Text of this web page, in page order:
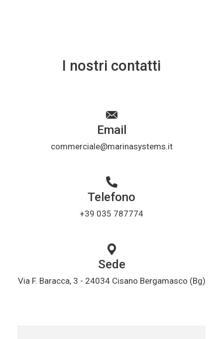
I nostri contatti
Email
commerciale@marinasystems.it
Telefono
+39 035 787774
Sede
Via F. Baracca, 3 - 24034 Cisano Bergamasco (Bg)